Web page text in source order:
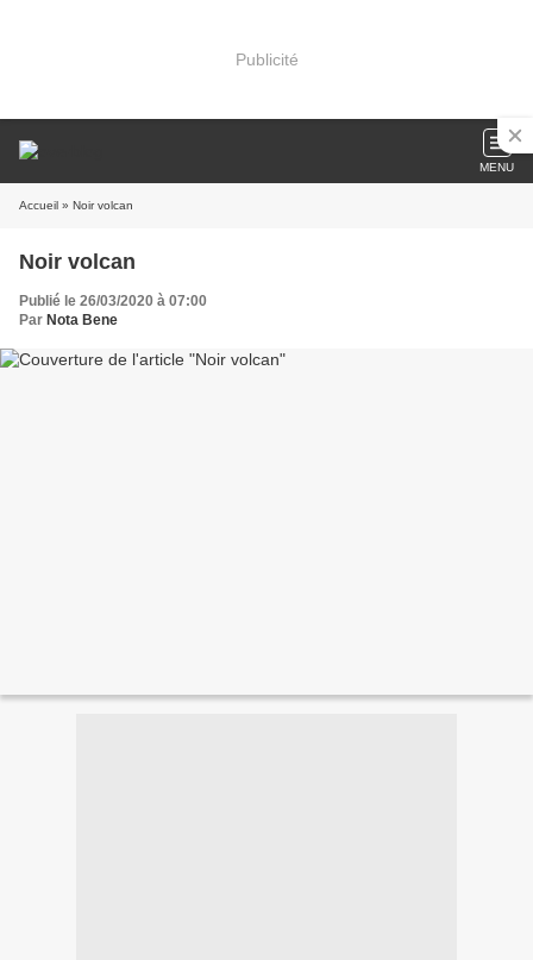
Publicité
MENU
Accueil » Noir volcan
Noir volcan
Publié le 26/03/2020 à 07:00
Par Nota Bene